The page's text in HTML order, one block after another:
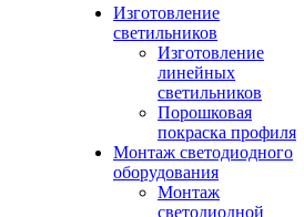
Изготовление
светильников
Изготовление
линейных
светильников
Порошковая
покраска профиля
Монтаж светодиодного
оборудования
Монтаж
светодиодной